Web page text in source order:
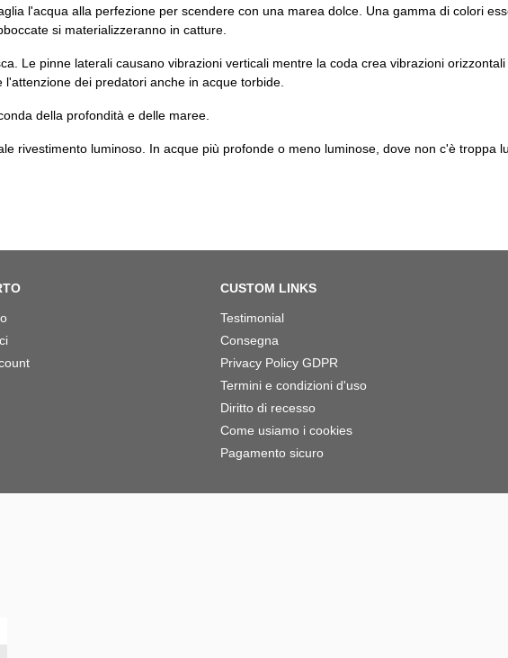
l'acqua alla perfezione per scendere con una marea dolce. Una gamma di colori
si materializzeranno in catture.
Le pinne laterali causano vibrazioni verticali mentre la coda crea vibrazioni
dei predatori anche in acque torbide.
della profondità e delle maree.
rivestimento luminoso. In acque più profonde o meno luminose, dove non c'è troppa
CUSTOM LINKS
Testimonial
Consegna
Privacy Policy GDPR
Termini e condizioni d'uso
Diritto di recesso
Come usiamo i cookies
Pagamento sicuro